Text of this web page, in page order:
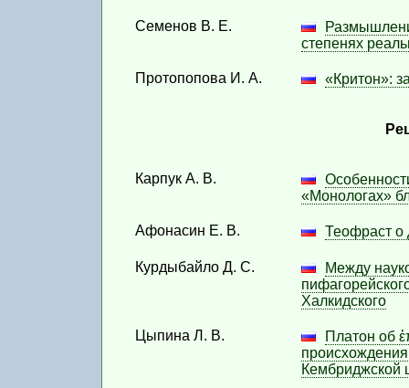
(2021 / 2)
(2021 / 1)
(2020 / 1)
Вып. 10
(2019 / 1)
(2019 / 2)
Вып. 9
Вып. 8
(2018 / 1)
Семенов В. Е.
степенях
Протопопова И. А. «Критон»:
Карпук А. В.
«Монологах»
Афонасин Е. В. Теофраст о
Курдыбайло Д. С.
Между
Халкидского
Цыпина Л. В.
Платон об
Кембриджской